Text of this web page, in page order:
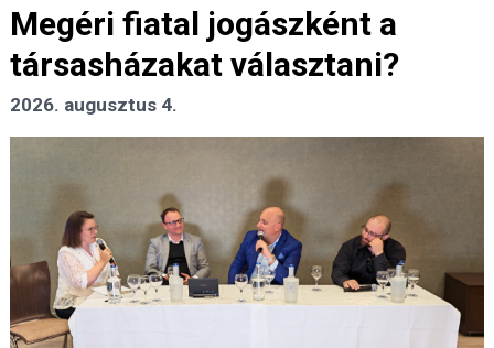
Megéri fiatal jogászként a
társasházakat választani?
2026. augusztus 4.